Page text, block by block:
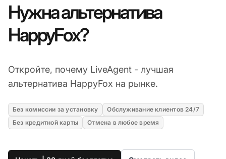
Нужна альтернатива
HappyFox?
Откройте, почему LiveAgent - лучшая
альтернатива HappyFox на рынке.
Без комиссии за установку
Обслуживание клиентов 24/7
Без кредитной карты
Отмена в любое время